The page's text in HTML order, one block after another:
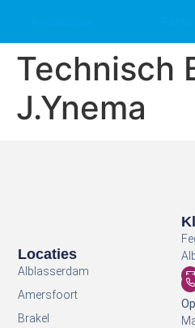
Technisch
J.Ynema
Locaties
Alblasserdam
Amersfoort
Brakel